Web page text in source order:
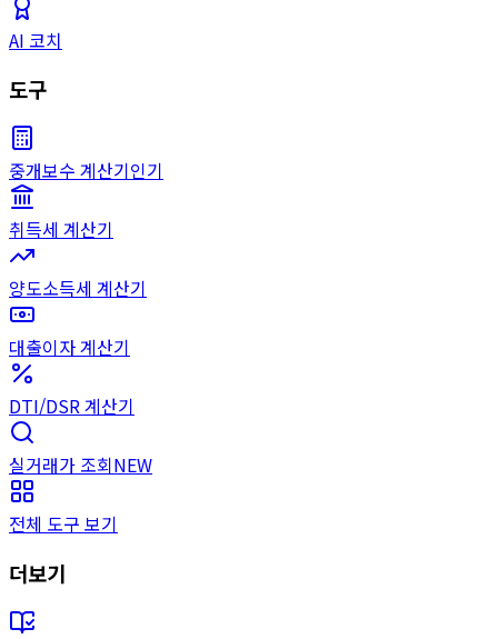
AI 코치
도구
중개보수 계산기인기
취득세 계산기
양도소득세 계산기
대출이자 계산기
DTI/DSR 계산기
실거래가 조회NEW
전체 도구 보기
더보기